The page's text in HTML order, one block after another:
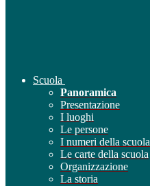
Scuola
Panoramica
Presentazione
I luoghi
Le persone
I numeri della scuola
Le carte della scuola
Organizzazione
La storia